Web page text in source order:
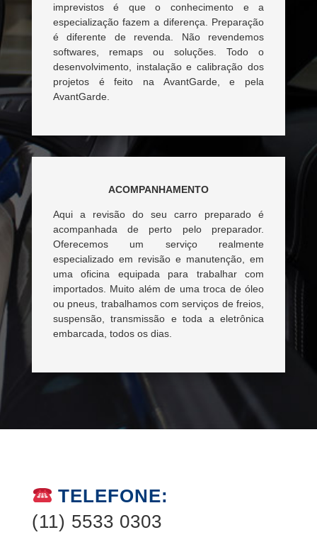
imprevistos é que o conhecimento e a
especialização fazem a diferença. Preparação
é diferente de revenda. Não revendemos
softwares, remaps ou soluções. Todo o
desenvolvimento, instalação e calibração dos
projetos é feito na AvantGarde, e pela
AvantGarde.
ACOMPANHAMENTO
Aqui a revisão do seu carro preparado é
acompanhada de perto pelo preparador.
Oferecemos um serviço realmente
especializado em revisão e manutenção, em
uma oficina equipada para trabalhar com
importados. Muito além de uma troca de óleo
ou pneus, trabalhamos com serviços de freios,
suspensão, transmissão e toda a eletrônica
embarcada, todos os dias.
TELEFONE:
(11) 5533 0303